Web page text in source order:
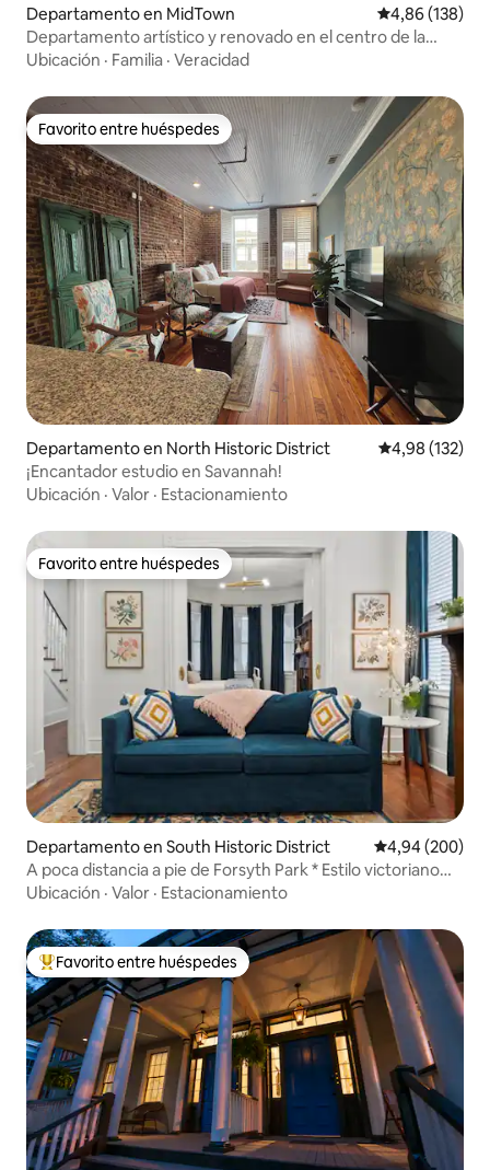
Departamento en MidTown Calificación
4,86 (138)
Departamento artístico y renovado en el centro de la
ciudad, apto para perros
Ubicación · Familia · Veracidad
Favorito entre huéspedes
Favorito entre huéspedes
Departamento en North Historic District Calificación
4,98 (132)
¡Encantador estudio en Savannah!
Ubicación · Valor · Estacionamiento
Favorito entre huéspedes
Favorito entre huéspedes
Departamento en South Historic District Calificación
4,94 (200)
A poca distancia a pie de Forsyth Park * Estilo victoriano
restaurado * Se admiten perros
Ubicación · Valor · Estacionamiento
Favorito entre los huéspedes más destacados
Favorito entre huéspedes